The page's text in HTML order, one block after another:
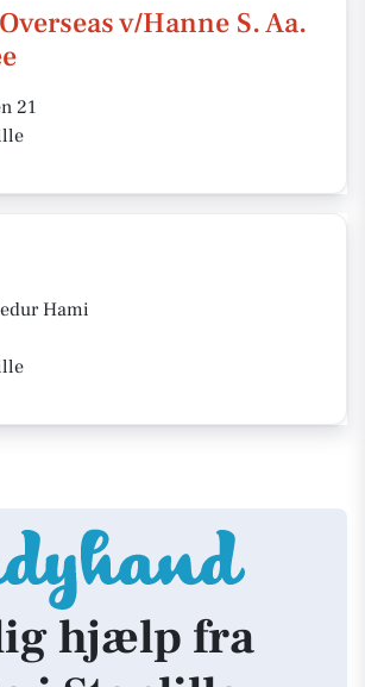
v/Hanne S. Aa.
21
Hami
hjælp fra